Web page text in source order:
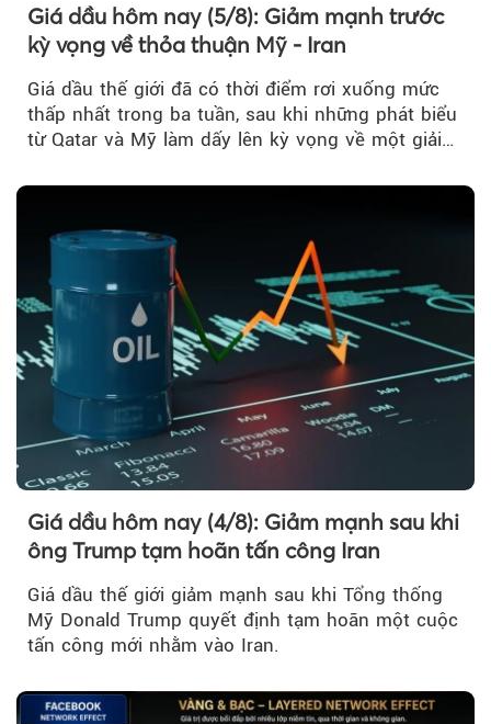
Giá dầu hôm nay (5/8): Giảm mạnh trước
kỳ vọng về thỏa thuận Mỹ - Iran
Giá dầu thế giới đã có thời điểm rơi xuống mức
thấp nhất trong ba tuần, sau khi những phát biểu
từ Qatar và Mỹ làm dấy lên kỳ vọng về một giải
Iran.
Giá dầu hôm nay (4/8): Giảm mạnh sau khi
ông Trump tạm hoãn tấn công Iran
Giá dầu thế giới giảm mạnh sau khi Tổng thống
Mỹ Donald Trump quyết định tạm hoãn một cuộc
tấn công mới nhằm vào Iran.